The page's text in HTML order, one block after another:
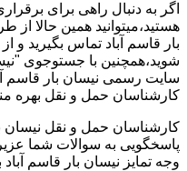
اگر به دنبال راهی برای
هستید،میتوانید همین حالا
بار قاسم آباد تماس بگیرید
شوید،همچنین با جستوجوی
سایت رسمی نیسان بار قاسم
کارشناسان حمل و نقل بهره
کارشناسان حمل و نقل نیسان
پاسخگویی به سوالات شما
وجه تمایز نیسان بار قاسم آباد